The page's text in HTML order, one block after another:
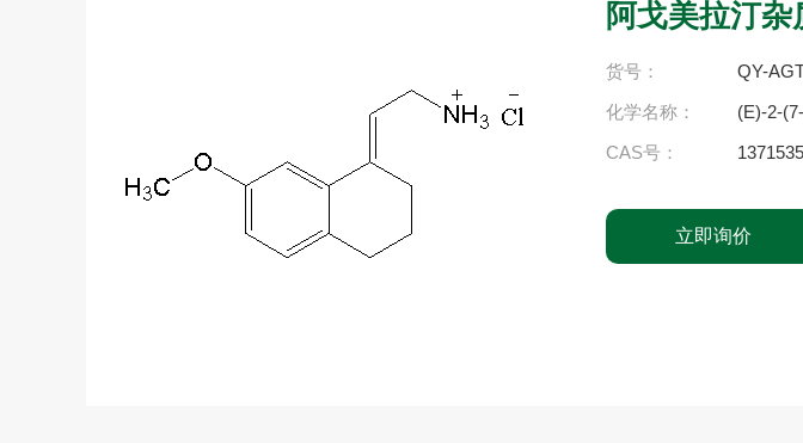
阿戈美拉汀杂
货号：
QY-
化学名称：
(E)-2-
CAS号：
立即询价